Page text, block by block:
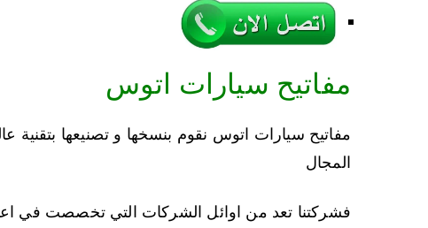
مفاتيح سيارات اتوس
مفاتيح سيارات اتوس نقوم بنسخها و تصنيعها بتقنية
المجال
فشركتنا تعد من اوائل الشركات التي تخصصت في